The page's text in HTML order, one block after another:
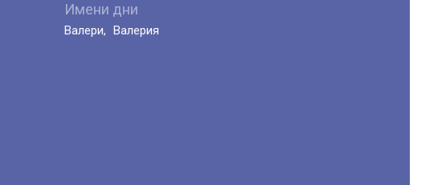
Имени дни
Валери Валерия